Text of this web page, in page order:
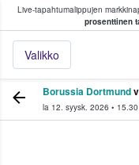
Live-tapahtumalippujen
prosenttinen
Valikko
fanit ostavat ja
Borussia Dortmund
la 12. syysk. 2026 • 15.30